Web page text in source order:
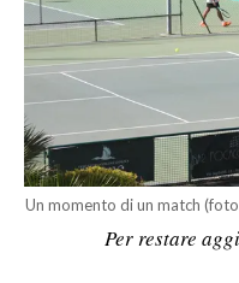
POLITICA
ECONOMIA
SERVIZI ALLE IMPRESE
LAVORO
BANDI
Un momento di un match
Per restare